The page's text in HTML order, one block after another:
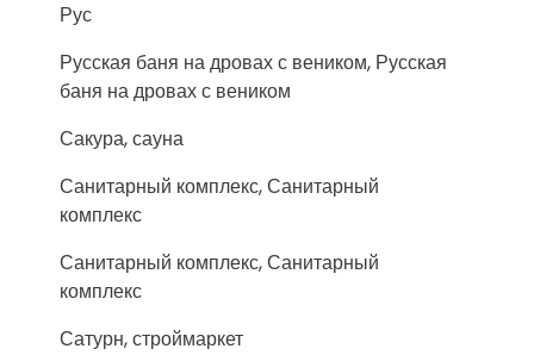
Рус
Русская баня на дровах с веником, Русская
баня на дровах с веником
Сакура, сауна
Санитарный комплекс, Санитарный
комплекс
Санитарный комплекс, Санитарный
комплекс
Сатурн, строймаркет